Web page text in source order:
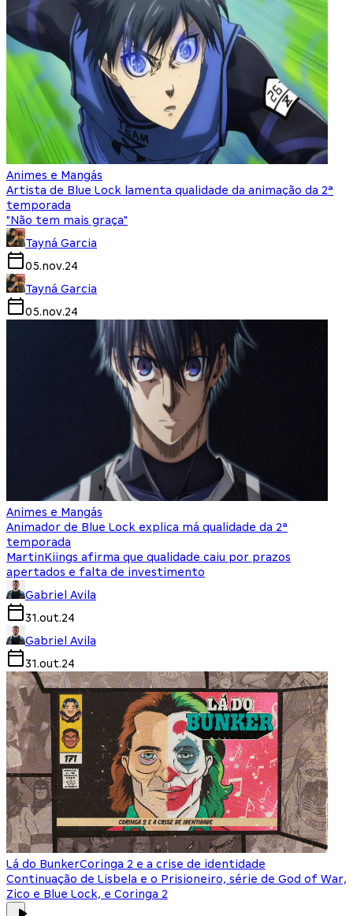
Animes e Mangás
Artista de Blue Lock lamenta qualidade da animação da 2ª
temporada
"Não tem mais graça"
Tayná Garcia
05.nov.24
Tayná Garcia
05.nov.24
Animes e Mangás
Animador de Blue Lock explica má qualidade da 2ª
temporada
MartinKiings afirma que qualidade caiu por prazos
apertados e falta de investimento
Gabriel Avila
31.out.24
Gabriel Avila
31.out.24
Lá do BunkerCoringa 2 e a crise de identidade
Continuação de Lisbela e o Prisioneiro, série de God of War,
Zico e Blue Lock, e Coringa 2